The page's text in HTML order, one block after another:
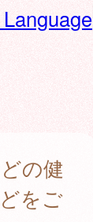
の健
をご